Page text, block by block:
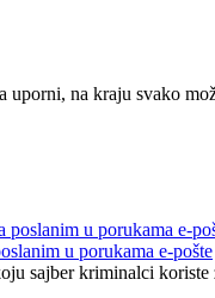
uporni, na kraju svako
u porukama e-pošte
sajber kriminalci koriste